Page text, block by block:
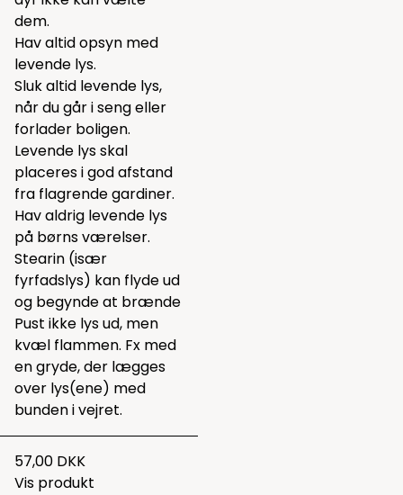
dem.
Hav altid opsyn med
levende lys.
Sluk altid levende lys,
når du går i seng eller
forlader boligen.
Levende lys skal
placeres i god afstand
fra flagrende gardiner.
Hav aldrig levende lys
på børns værelser.
Stearin (især
fyrfadslys) kan flyde ud
og begynde at brænde
Pust ikke lys ud, men
kvæl flammen. Fx med
en gryde, der lægges
over lys(ene) med
bunden i vejret.
57,00 DKK
Vis produkt